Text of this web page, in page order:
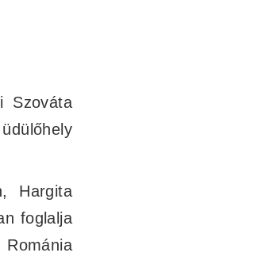
Szováta
Hargita
foglalja